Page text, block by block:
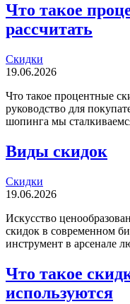
Что такое
рассчитать
Скидки
19.06.2026
Что такое процентные
руководство для
шопинга мы
Виды скидок
Скидки
19.06.2026
Искусство
скидок в современном
инструмент в арсенале
Что такое
используются